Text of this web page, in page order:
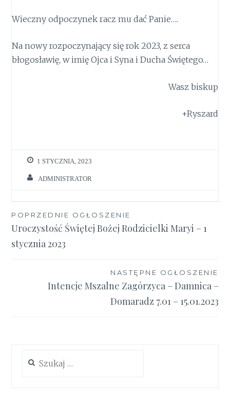
Wieczny odpoczynek racz mu dać Panie….
Na nowy rozpoczynający się rok 2023, z serca
błogosławię, w imię Ojca i Syna i Ducha Świętego…
Wasz biskup
+Ryszard
1 STYCZNIA, 2023
ADMINISTRATOR
Nawigacja
wpisu
POPRZEDNIE OGŁOSZENIE
Uroczystość Świętej Bożej Rodzicielki Maryi – 1
stycznia 2023
NASTĘPNE OGŁOSZENIE
Intencje Mszalne Zagórzyca – Damnica –
Domaradz 7.01 – 15.01.2023